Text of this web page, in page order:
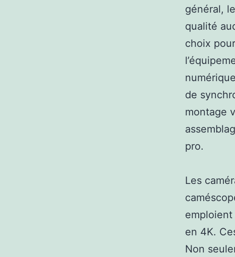
général,
qualité
choix
de
montage
pro.
Les
en 4K.
Non